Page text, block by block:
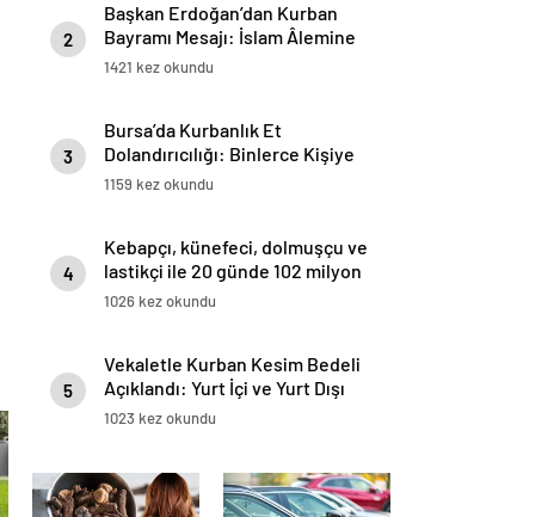
2
Başkan Erdoğan’dan Kurban
Bayramı Mesajı: İslam Âlemine
ve Tüm İnsanlığa Hayırlar
1421 kez okundu
3
Bursa’da Kurbanlık Et
Dolandırıcılığı: Binlerce Kişiye
Bozuk Et Verildi, Tonlarca Et
1159 kez okundu
4
Kebapçı, künefeci, dolmuşçu ve
lastikçi ile 20 günde 102 milyon
lira
1026 kez okundu
5
Vekaletle Kurban Kesim Bedeli
Açıklandı: Yurt İçi ve Yurt Dışı
Fiyatları Belli Oldu..
1023 kez okundu